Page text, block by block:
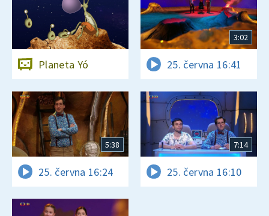
Planeta Yó
3:02
25. června 16:41
5:38
25. června 16:24
7:14
25. června 16:10